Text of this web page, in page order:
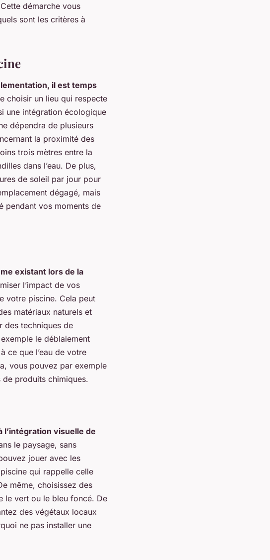
démarche vous
sont les critères à
il est temps
choisir un lieu qui respecte
une intégration écologique
dépendra de plusieurs
la proximité des
trois mètres entre la
dans l’eau. De plus,
de soleil par jour pour
dégagé, mais
pendant vos moments de
existant lors de la
l’impact de vos
votre piscine. Cela peut
matériaux naturels et
des techniques de
le déblaiement
ce que l’eau de votre
vous pouvez par exemple
produits chimiques.
visuelle de
le paysage, sans
jouer avec les
qui rappelle celle
même, choisissez des
le vert ou le bleu foncé. De
des végétaux locaux
ne pas installer une